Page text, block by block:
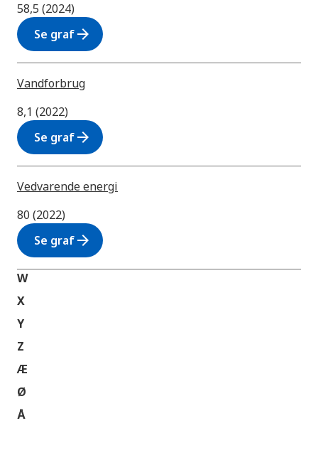
58,5 (2024)
Se grafarrow_forward
Vandforbrug
8,1 (2022)
Se grafarrow_forward
Vedvarende energi
80 (2022)
Se grafarrow_forward
W
X
Y
Z
Æ
Ø
Å